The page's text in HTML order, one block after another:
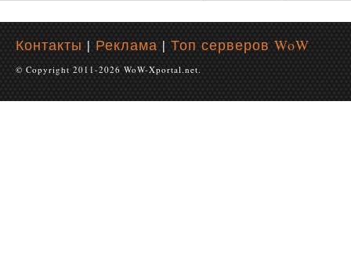
Контакты | Реклама | Топ серверов WoW
© Copyright 2011-2026 WoW-Xportal.net.